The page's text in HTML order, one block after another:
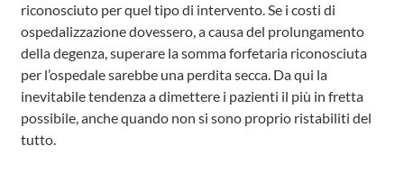
riconosciuto per quel tipo di intervento. Se i costi di
ospedalizzazione dovessero, a causa del prolungamento
della degenza, superare la somma forfetaria riconosciuta
per l’ospedale sarebbe una perdita secca. Da qui la
inevitabile tendenza a dimettere i pazienti il più in fretta
possibile, anche quando non si sono proprio ristabiliti del
tutto.